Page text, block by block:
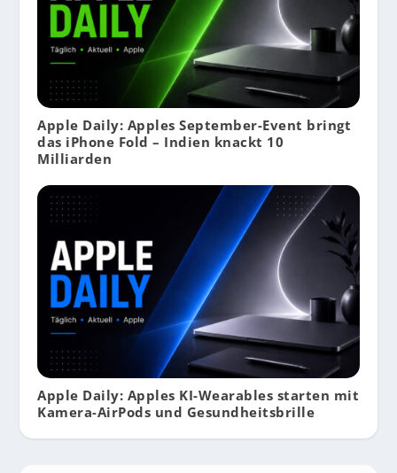
Apple Daily: Apples September-Event bringt
das iPhone Fold – Indien knackt 10
Milliarden
Apple Daily: Apples KI-Wearables starten mit
Kamera-AirPods und Gesundheitsbrille